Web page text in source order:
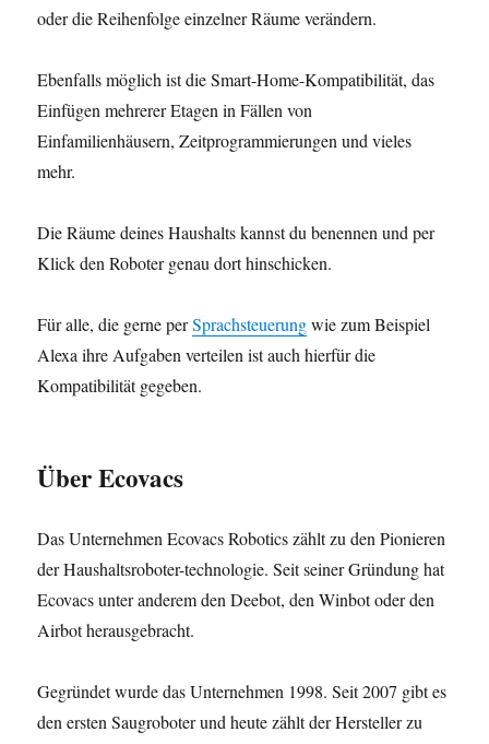
oder die Reihenfolge einzelner Räume verändern.
Ebenfalls möglich ist die Smart-Home-Kompatibilität, das
Einfügen mehrerer Etagen in Fällen von
Einfamilienhäusern, Zeitprogrammierungen und vieles
mehr.
Die Räume deines Haushalts kannst du benennen und per
Klick den Roboter genau dort hinschicken.
Für alle, die gerne perSprachsteuerungwie zum Beispiel
Alexa ihre Aufgaben verteilen ist auch hierfür die
Kompatibilität gegeben.
Über Ecovacs
Das Unternehmen Ecovacs Robotics zählt zu den Pionieren
der Haushaltsroboter-technologie. Seit seiner Gründung hat
Ecovacs unter anderem den Deebot, den Winbot oder den
Airbot herausgebracht.
Gegründet wurde das Unternehmen 1998. Seit 2007 gibt es
den ersten Saugroboter und heute zählt der Hersteller zu